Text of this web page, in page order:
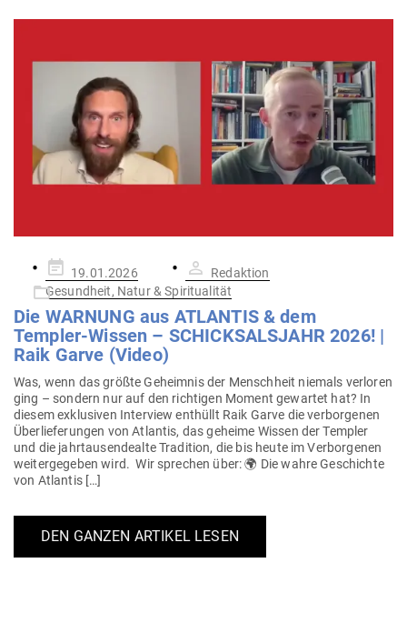
Gepostet
am
19.01.2026
Redaktion
Gesundheit, Natur & Spiritualität
Die WARNUNG aus ATLANTIS & dem
Templer-Wissen – SCHICK­SALSJAHR 2026! |
Raik Garve (Video)
Was, wenn das größte Geheimnis der Menschheit niemals ver­loren
ging – sondern nur auf den rich­tigen Moment gewartet hat? In
diesem exklu­siven Interview ent­hüllt Raik Garve die ver­bor­genen
Über­lie­fe­rungen von Atlantis, das geheime Wissen der Templer
und die jahr­tau­sen­dealte Tra­dition, die bis heute im Ver­bor­genen
wei­ter­ge­geben wird. Wir sprechen über: 🌍 Die wahre Geschichte
von Atlantis […]
DEN GANZEN ARTIKEL LESEN